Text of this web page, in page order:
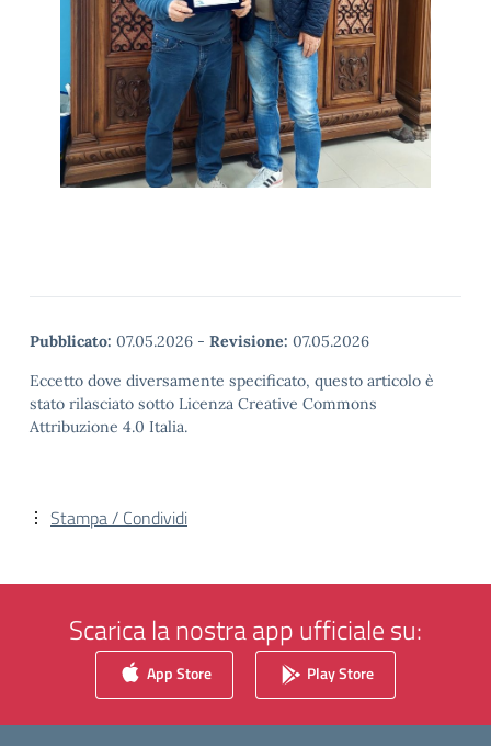
Pubblicato: 07.05.2026 - Revisione: 07.05.2026
Eccetto dove diversamente specificato, questo articolo è
stato rilasciato sotto Licenza Creative Commons
Attribuzione 4.0 Italia.
Stampa / Condividi
Scarica la nostra app ufficiale su:
App Store Play Store